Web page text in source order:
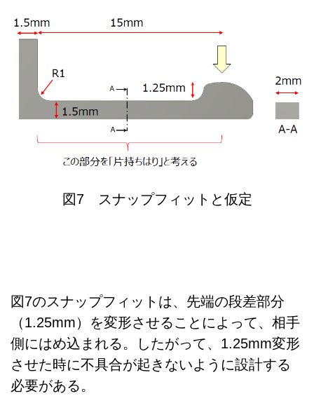
図7 スナップフィットと仮定
図7のスナップフィットは、先端の段差部分
（1.25mm）を変形させることによって、相手
側にはめ込まれる。したがって、1.25mm変形
させた時に不具合が起きないように設計する
必要がある。